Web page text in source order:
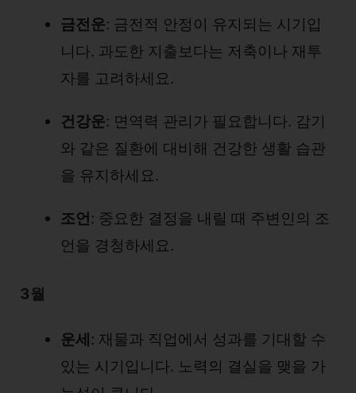
금전운: 금전적 안정이 유지되는 시기입
니다. 과도한 지출보다는 저축이나 재투
자를 고려하세요.
건강운: 면역력 관리가 필요합니다. 감기
와 같은 질환에 대비해 건강한 생활 습관
을 유지하세요.
조언: 중요한 결정을 내릴 때 주변인의 조
언을 경청하세요.
3월
운세 : 재물과 직업에서 성과를 기대할 수
있는 시기입니다. 노력의 결실을 맺을 가